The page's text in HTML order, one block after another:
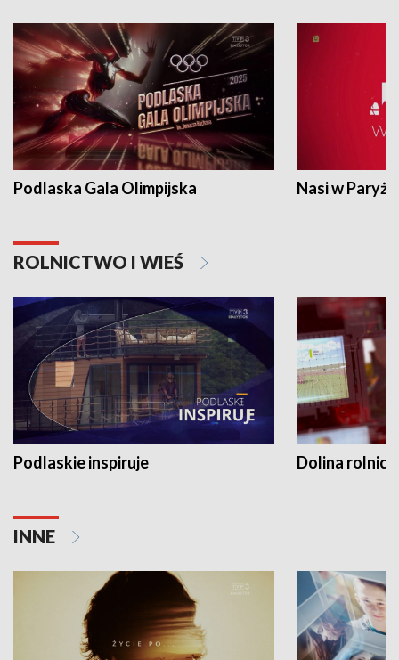
Podlaska Gala Olimpijska Nasi w Paryżu
ROLNICTWO I WIEŚ
Podlaskie inspiruje Dolina
INNE